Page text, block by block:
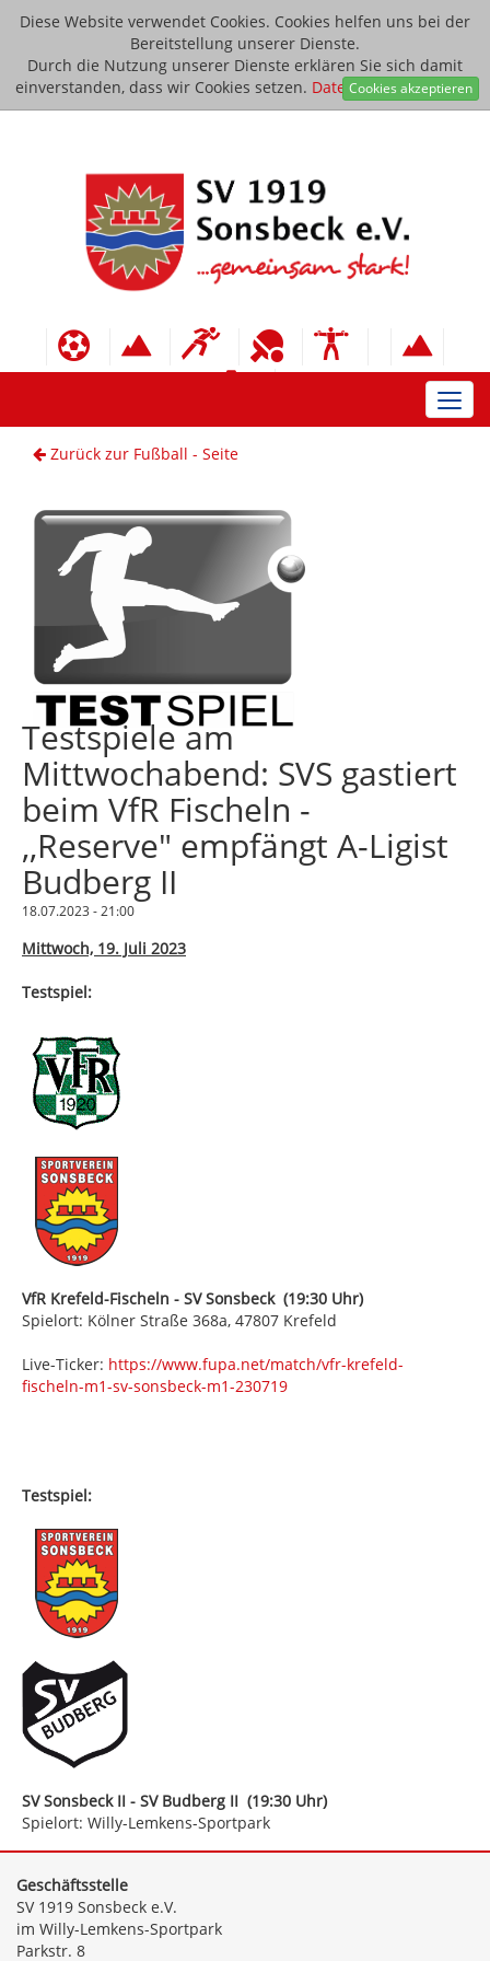
Diese Website verwendet Cookies. Cookies helfen uns bei der
Bereitstellung unserer Dienste.
Durch die Nutzung unserer Dienste erklären Sie sich damit
einverstanden, dass wir Cookies setzen. Datenschutzerklärung
Cookies akzeptieren
Zurück zur Fußball - Seite
Testspiele am
Mittwochabend: SVS gastiert
beim VfR Fischeln -
,,Reserve" empfängt A-Ligist
Budberg II
18.07.2023 - 21:00
Mittwoch, 19. Juli 2023
Testspiel:
VfR Krefeld-Fischeln - SV Sonsbeck (19:30 Uhr)
Spielort: Kölner Straße 368a, 47807 Krefeld
Live-Ticker: https://www.fupa.net/match/vfr-krefeld-
fischeln-m1-sv-sonsbeck-m1-230719
Testspiel:
SV Sonsbeck II - SV Budberg II (19:30 Uhr)
Spielort: Willy-Lemkens-Sportpark
Geschäftsstelle
SV 1919 Sonsbeck e.V.
im Willy-Lemkens-Sportpark
Parkstr. 8